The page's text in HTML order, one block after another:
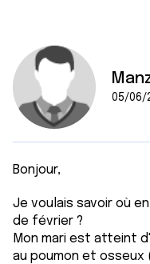
05/06/
Bonjour,
Je voulais savoir où
de février ?
Mon mari est atteint
au poumon et osseux